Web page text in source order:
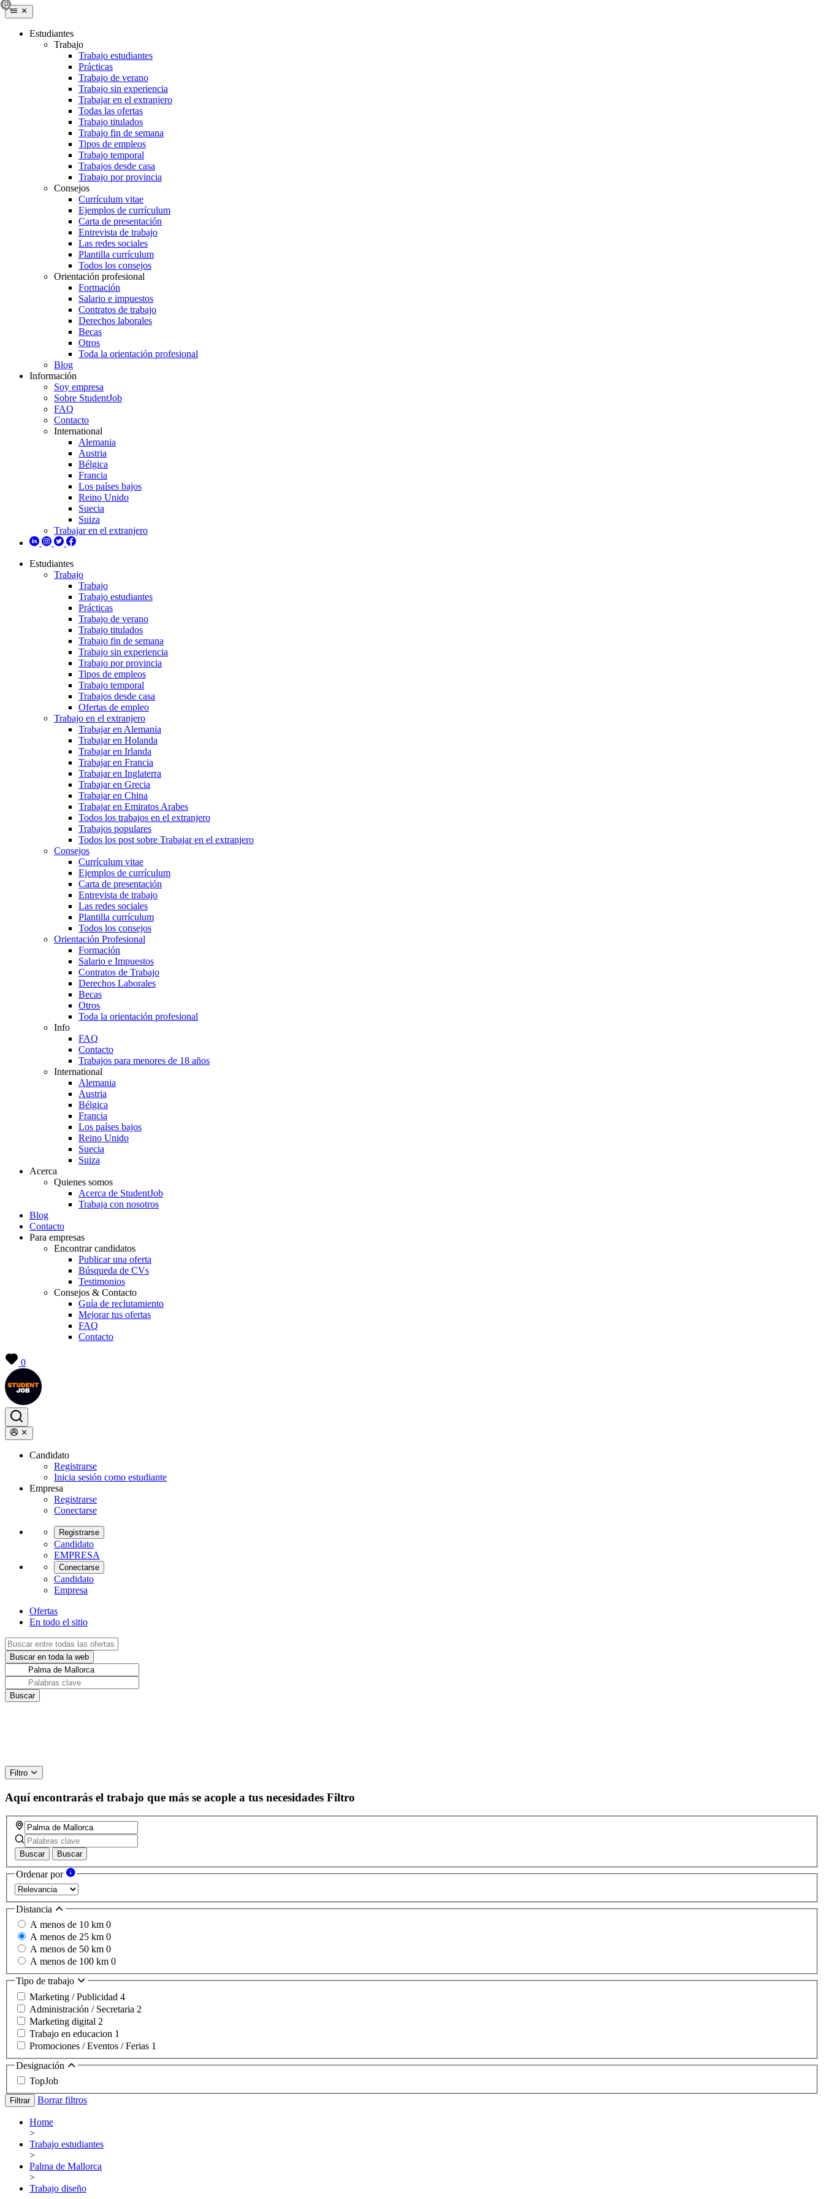
Estudiantes
Trabajo
Trabajo estudiantes
Prácticas
Trabajo de verano
Trabajo sin experiencia
Trabajar en el extranjero
Todas las ofertas
Trabajo titulados
Trabajo fin de semana
Tipos de empleos
Trabajo temporal
Trabajos desde casa
Trabajo por provincia
Consejos
Currículum vitae
Ejemplos de currículum
Carta de presentación
Entrevista de trabajo
Las redes sociales
Plantilla currículum
Todos los consejos
Orientación profesional
Formación
Salario e impuestos
Contratos de trabajo
Derechos laborales
Becas
Otros
Toda la orientación profesional
Blog
Información
Soy empresa
Sobre StudentJob
FAQ
Contacto
International
Alemania
Austria
Bélgica
Francia
Los países bajos
Reino Unido
Suecia
Suiza
Trabajar en el extranjero
Estudiantes
Trabajo
Trabajo
Trabajo estudiantes
Prácticas
Trabajo de verano
Trabajo titulados
Trabajo fin de semana
Trabajo sin experiencia
Trabajo por provincia
Tipos de empleos
Trabajo temporal
Trabajos desde casa
Ofertas de empleo
Trabajo en el extranjero
Trabajar en Alemania
Trabajar en Holanda
Trabajar en Irlanda
Trabajar en Francia
Trabajar en Inglaterra
Trabajar en Grecia
Trabajar en China
Trabajar en Emiratos Arabes
Todos los trabajos en el extranjero
Trabajos populares
Todos los post sobre Trabajar en el extranjero
Consejos
Currículum vitae
Ejemplos de currículum
Carta de presentación
Entrevista de trabajo
Las redes sociales
Plantilla currículum
Todos los consejos
Orientación Profesional
Formación
Salario e Impuestos
Contratos de Trabajo
Derechos Laborales
Becas
Otros
Toda la orientación profesional
Info
FAQ
Contacto
Trabajos para menores de 18 años
International
Alemania
Austria
Bélgica
Francia
Los países bajos
Reino Unido
Suecia
Suiza
Acerca
Quienes somos
Acerca de StudentJob
Trabaja con nosotros
Blog
Contacto
Para empresas
Encontrar candidatos
Publicar una oferta
Búsqueda de CVs
Testimonios
Consejos & Contacto
Guía de reclutamiento
Mejorar tus ofertas
FAQ
Contacto
0
Candidato
Registrarse
Inicia sesión como estudiante
Empresa
Registrarse
Conectarse
Registrarse
Candidato
EMPRESA
Conectarse
Candidato
Empresa
Ofertas
En todo el sitio
Filtro
Aquí encontrarás el trabajo que más se acople a tus necesidades Filtro
Buscar Buscar
Ordenar por
Distancia
A menos de 10 km 0
A menos de 25 km 0
A menos de 50 km 0
A menos de 100 km 0
Tipo de trabajo
Marketing / Publicidad 4
Administración / Secretaria 2
Marketing digital 2
Trabajo en educacion 1
Promociones / Eventos / Ferias 1
Designación
TopJob
Filtrar Borrar filtros
Home
>
Trabajo estudiantes
>
Palma de Mallorca
>
Trabajo diseño